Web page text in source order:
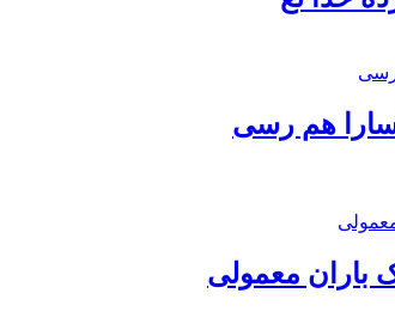
هم رسی
باران معمولی